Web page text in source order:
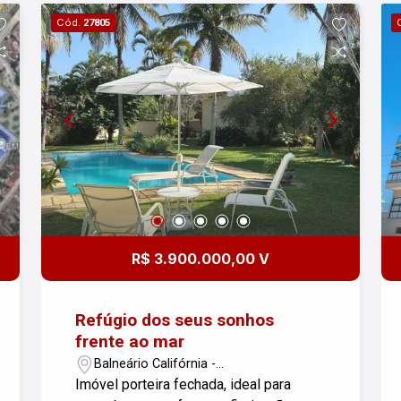
Situada em uma das áreas mais
tranquilas e valorizadas da cidade. -
Terreno Amplo: Com 940,00m² no Indaiá
#altopadraocaragua
Cód. 27805
R$ 3.900.000,00 V
Refúgio dos seus sonhos
frente ao mar
Balneário Califórnia -
Caraguatatuba/SP
Imóvel porteira fechada, ideal para